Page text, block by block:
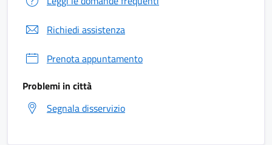
Richiedi assistenza
Prenota appuntamento
Problemi in città
Segnala disservizio